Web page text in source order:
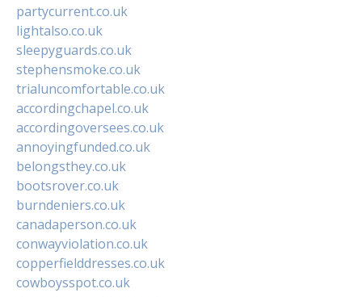
partycurrent.co.uk
lightalso.co.uk
sleepyguards.co.uk
stephensmoke.co.uk
trialuncomfortable.co.uk
accordingchapel.co.uk
accordingoversees.co.uk
annoyingfunded.co.uk
belongsthey.co.uk
bootsrover.co.uk
burndeniers.co.uk
canadaperson.co.uk
conwayviolation.co.uk
copperfielddresses.co.uk
cowboysspot.co.uk